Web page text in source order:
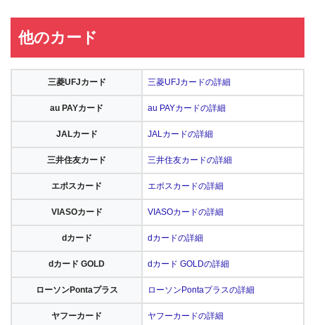
他のカード
三菱UFJカード 三菱UFJカードの詳細
au PAYカード au PAYカードの詳細
JALカード JALカードの詳細
三井住友カード 三井住友カードの詳細
エポスカード エポスカードの詳細
VIASOカード VIASOカードの詳細
dカード dカードの詳細
dカード GOLD dカード GOLDの詳細
ローソンPontaプラス ローソンPontaプラスの詳細
ヤフーカード ヤフーカードの詳細